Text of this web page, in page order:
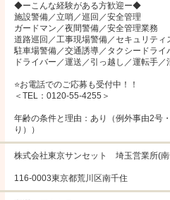
◆ーこんな経験がある方歓迎ー◆
施設警備／立哨／巡回／安全管理
ガードマン／夜間警備／安全管理業務
道路巡回／工事現場警備／セキュリティ
駐車場警備／交通誘導／タクシードライ
ドライバー／運送／引っ越し／運転手／
⭐お電話でのご応募も受付中！！
＜TEL：0120-55-4255＞
年齢の条件と理由：あり（例外事由2号
り））
株式会社東京サンセット　埼玉営業所(
116-0003東京都荒川区南千住